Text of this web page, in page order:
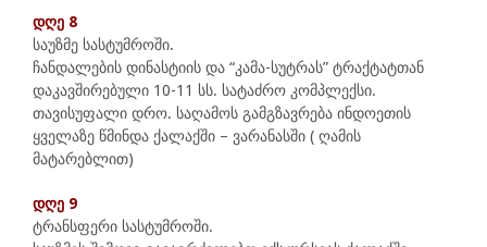
დღე 8
საუზმე სასტუმროში.
ჩანდალების დინასტიის და “კამა-სუტრას” ტრაქტატთან
დაკავშირებული 10-11 სს. სატაძრო კომპლექსი.
თავისუფალი დრო. საღამოს გამგზავრება ინდოეთის
ყველაზე წმინდა ქალაქში – ვარანასში ( ღამის
მატარებლით)
დღე 9
ტრანსფერი სასტუმროში.